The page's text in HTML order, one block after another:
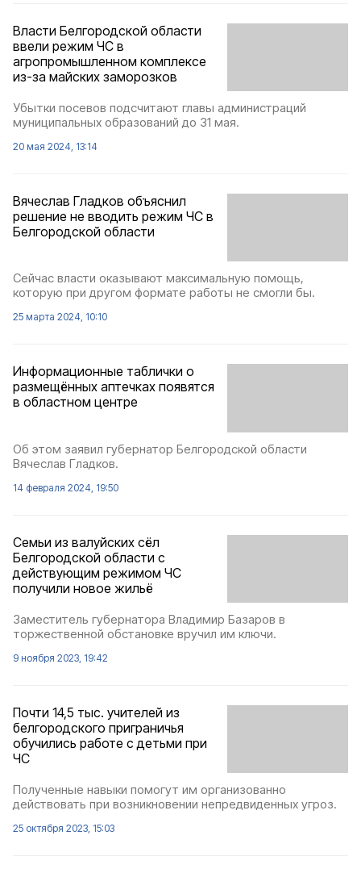
Власти Белгородской области
ввели режим ЧС в
агропромышленном комплексе
из-за майских заморозков
Убытки посевов подсчитают главы администраций
муниципальных образований до 31 мая.
20 мая 2024, 13:14
Вячеслав Гладков объяснил
решение не вводить режим ЧС в
Белгородской области
Сейчас власти оказывают максимальную помощь,
которую при другом формате работы не смогли бы.
25 марта 2024, 10:10
Информационные таблички о
размещённых аптечках появятся
в областном центре
Об этом заявил губернатор Белгородской области
Вячеслав Гладков.
14 февраля 2024, 19:50
Семьи из валуйских сёл
Белгородской области с
действующим режимом ЧС
получили новое жильё
Заместитель губернатора Владимир Базаров в
торжественной обстановке вручил им ключи.
9 ноября 2023, 19:42
Почти 14,5 тыс. учителей из
белгородского приграничья
обучились работе с детьми при
ЧС
Полученные навыки помогут им организованно
действовать при возникновении непредвиденных угроз.
25 октября 2023, 15:03